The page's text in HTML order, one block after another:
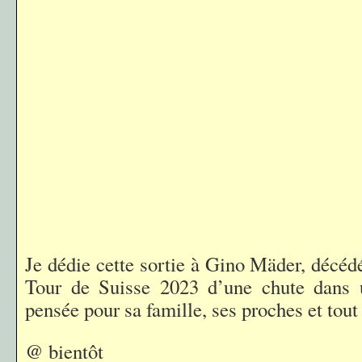
Je dédie cette sortie à Gino Mäder,
Tour de Suisse 2023 d’une chute
pensée pour sa famille, ses proches et
@ bientôt